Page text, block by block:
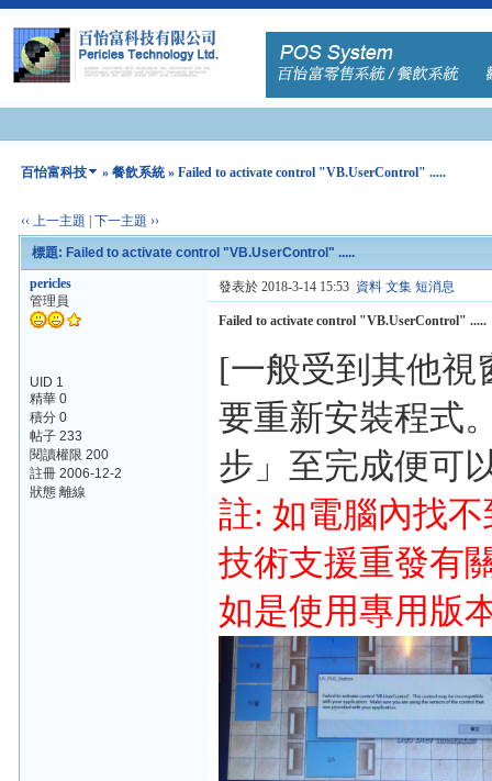
百怡富科技 »餐飲系統 » Failed to activate control "VB.UserControl" .....
‹‹ 上一主題 |下一主題 ››
標題: Failed to activate control "VB.UserControl" .....
pericles
管理員
UID 1
精華 0
積分 0
帖子 233
閱讀權限 200
註冊 2006-12-2
狀態 離線
發表於 2018-3-14 15:53 資料 文集 短消息
Failed to activate control "VB.UserControl" .....
[一般受到其他視
要重新安裝程式
步」至完成便可
註: 如電腦內找
技術支援重發有
如是使用專用版